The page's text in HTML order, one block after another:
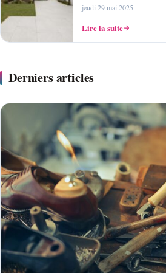
jeudi 29 mai 2025
Lire la suite
Derniers articles